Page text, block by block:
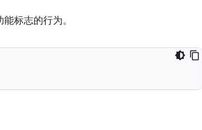
标志的行为。